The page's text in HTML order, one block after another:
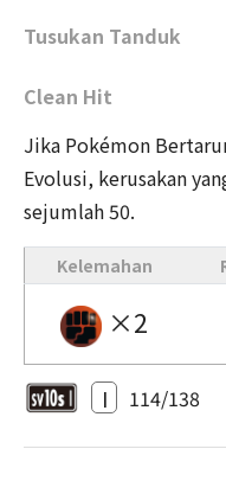
Tusukan Tanduk
Clean Hit
Jika Pokémon
Evolusi, kerusakan
sejumlah 50.
Kelemahan
×2
I 114/138